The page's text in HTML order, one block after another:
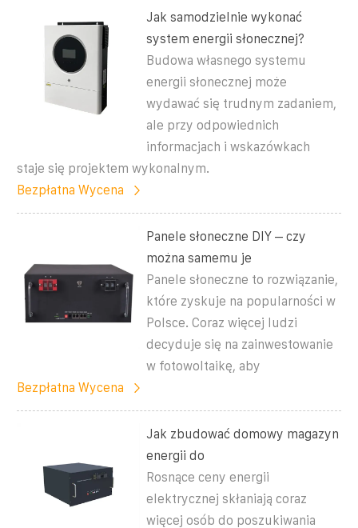
Jak samodzielnie wykonać
system energii słonecznej?
Budowa własnego systemu
energii słonecznej może
wydawać się trudnym zadaniem,
ale przy odpowiednich
informacjach i wskazówkach
staje się projektem wykonalnym.
Bezpłatna Wycena
Panele słoneczne DIY – czy
można samemu je
Panele słoneczne to rozwiązanie,
które zyskuje na popularności w
Polsce. Coraz więcej ludzi
decyduje się na zainwestowanie
w fotowoltaikę, aby
Bezpłatna Wycena
Jak zbudować domowy magazyn
energii do
Rosnące ceny energii
elektrycznej skłaniają coraz
więcej osób do poszukiwania